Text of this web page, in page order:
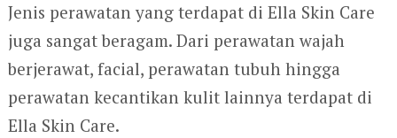
Jenis perawatan yang terdapat di Ella Skin Care
juga sangat beragam. Dari perawatan wajah
berjerawat, facial, perawatan tubuh hingga
perawatan kecantikan kulit lainnya terdapat di
Ella Skin Care.